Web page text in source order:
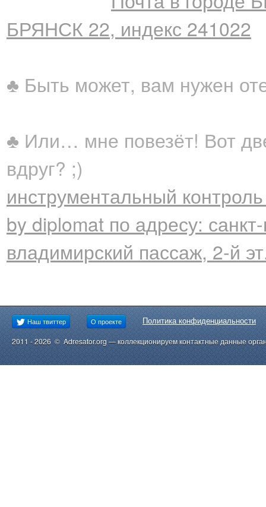
БРЯНСК 22, индекс 241022
♣ Быть может, вам нужен
♣ Или… мне повезёт! Вот
вдруг? ;)
инструментальный
by diplomat по адресу:
владимирский пассаж, 2-й
Наш твиттер О проекте Политика конфиденциальности
2011 - 2026 © Adresator.org — коллекционируем контактные данные